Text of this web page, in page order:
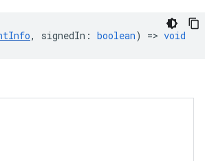
, signedIn : boolean) => void